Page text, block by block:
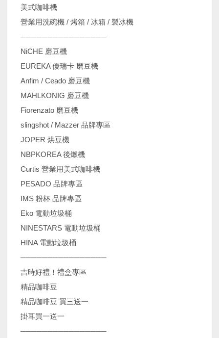
美式咖啡機
營業用洗碗機 / 烤箱 / 冰箱 / 製冰機
────────────────
NiCHE 磨豆機
EUREKA 優瑞卡 磨豆機
Anfim / Ceado 磨豆機
MAHLKONIG 磨豆機
Fiorenzato 磨豆機
slingshot / Mazzer 品牌專區
JOPER 烘豆機
NBPKOREA 後燃機
Curtis 營業用美式咖啡機
PESADO 品牌專區
IMS 粉杯 品牌專區
Eko 電動垃圾桶
NINESTARS 電動垃圾桶
HINA 電動垃圾桶
────────────────
吉時好禮！禮盒專區
精品咖啡豆
精品咖啡豆 買三送一
掛耳買一送一
────────────────